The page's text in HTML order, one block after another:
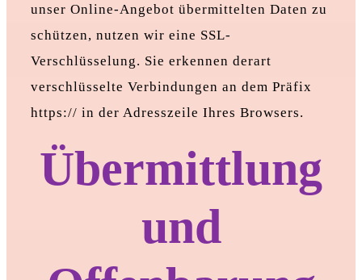
unser Online-Angebot übermittelten Daten zu
schützen, nutzen wir eine SSL-
Verschlüsselung. Sie erkennen derart
verschlüsselte Verbindungen an dem Präfix
https:// in der Adresszeile Ihres Browsers.
Übermittlung
und